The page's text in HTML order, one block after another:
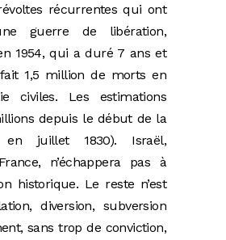
récurrentes qui ont
guerre de libération,
1954, qui a duré 7 ans et
1,5 million de morts en
civiles. Les estimations
depuis le début de la
en juillet 1830). Israël,
n’échappera pas à
historique. Le reste n’est
diversion, subversion
sans trop de conviction,